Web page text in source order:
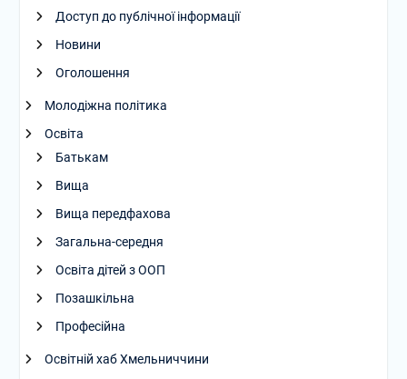
Доступ до публічної інформації
Новини
Оголошення
Молодіжна політика
Освіта
Батькам
Вища
Вища передфахова
Загальна-середня
Освіта дітей з ООП
Позашкільна
Професійна
Освітній хаб Хмельниччини